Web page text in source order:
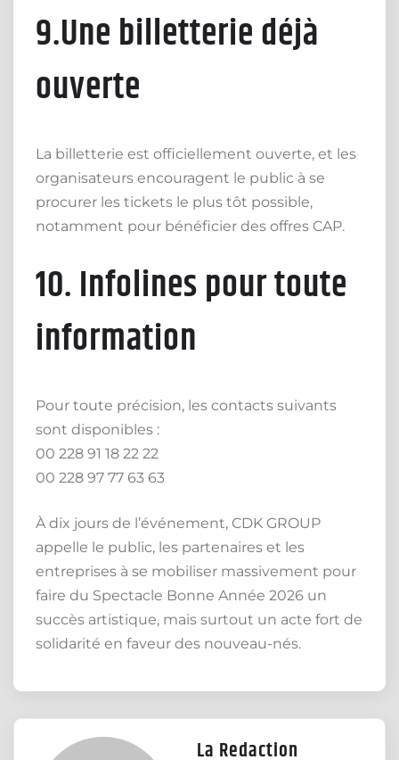
9.Une billetterie déjà
ouverte
La billetterie est officiellement ouverte, et les
organisateurs encouragent le public à se
procurer les tickets le plus tôt possible,
notamment pour bénéficier des offres CAP.
10. Infolines pour toute
information
Pour toute précision, les contacts suivants
sont disponibles :
00 228 91 18 22 22
00 228 97 77 63 63
À dix jours de l’événement, CDK GROUP
appelle le public, les partenaires et les
entreprises à se mobiliser massivement pour
faire du Spectacle Bonne Année 2026 un
succès artistique, mais surtout un acte fort de
solidarité en faveur des nouveau-nés.
La Redaction